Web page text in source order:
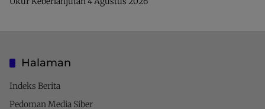
Halaman
Indeks Berita
Pedoman Media Siber